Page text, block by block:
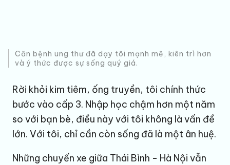
Căn bệnh ung thư đã dạy tôi mạnh mẽ, kiên trì hơn
và ý thức được sự sống quý giá.
Rời khỏi kim tiêm, ống truyền, tôi chính thức
bước vào cấp 3. Nhập học chậm hơn một năm
so với bạn bè, điều này với tôi không là vấn đề
lớn. Với tôi, chỉ cần còn sống đã là một ân huệ.
Những chuyến xe giữa Thái Bình - Hà Nội vẫn